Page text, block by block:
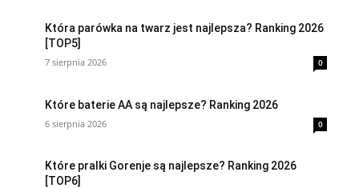
Która parówka na twarz jest najlepsza? Ranking 2026
[TOP5]
7 sierpnia 2026 0
Które baterie AA są najlepsze? Ranking 2026
6 sierpnia 2026 0
Które pralki Gorenje są najlepsze? Ranking 2026
[TOP6]